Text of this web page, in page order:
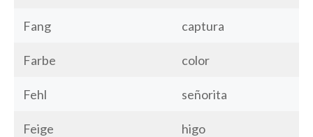
Fang captura
Farbe color
Fehl señorita
Feige higo